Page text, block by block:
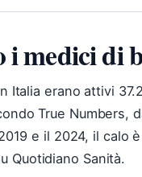
i medici di
Italia erano attivi
True Numbers,
e il 2024, il calo
Quotidiano Sanità.